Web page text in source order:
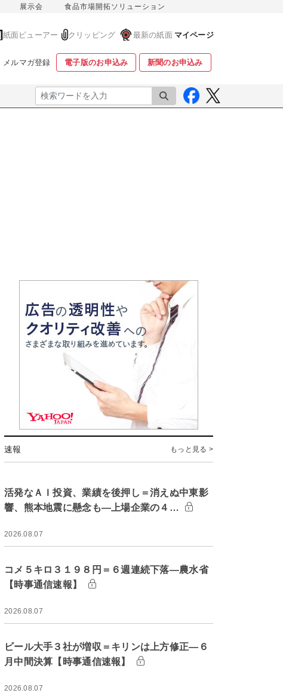
展示会 食品市場開拓ソリューション
紙面ビューアー クリッピング 最新の紙面 マイページ
メルマガ登録 電子版のお申込み 新聞のお申込み
検索
速報 もっと見る >
活発なＡＩ投資、業績を後押し＝消えぬ中東影
響、熊本地震に懸念も―上場企業の４…
2026.08.07
コメ５キロ３１９８円＝６週連続下落―農水省
【時事通信速報】
2026.08.07
ビール大手３社が増収＝キリンは上方修正―６
月中間決算【時事通信速報】
2026.08.07